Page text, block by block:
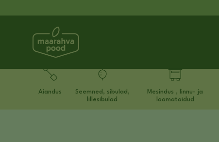
Aiandus
Seemned, sibulad,
lillesibulad
Mesindus , linnu- ja
loomatoidud